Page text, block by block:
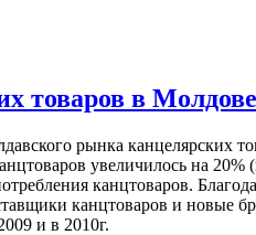
товаров в Молдове
рынка канцелярских
увеличилось на
канцтоваров.
канцтоваров и новые
и в 2010г.